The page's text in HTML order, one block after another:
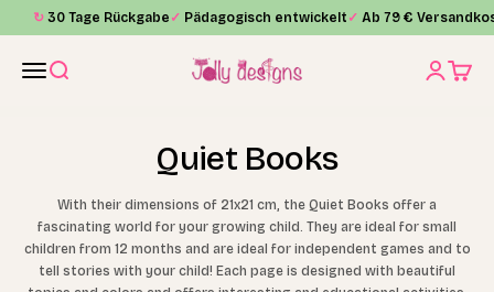
Skip to content
↻ 30 Tage Rückgabe ✓ Pädagogisch entwickelt ✓ Ab 79 €
MenuSearch Jolly Designs Login
Cart
Quiet Books
With their dimensions of 21x21 cm, the Quiet Books offer a
fascinating world for your growing child. They are ideal for small
children from 12 months and are ideal for independent games and to
tell stories with your child! Each page is designed with beautiful